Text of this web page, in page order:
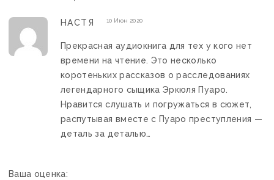
НАСТЯ 10 Июн 2020
Прекрасная аудиокнига для тех у кого нет
времени на чтение. Это несколько
коротеньких рассказов о расследованиях
легендарного сыщика Эркюля Пуаро.
Нравится слушать и погружаться в сюжет,
распутывая вместе с Пуаро преступления —
деталь за деталью…
Ваша оценка: